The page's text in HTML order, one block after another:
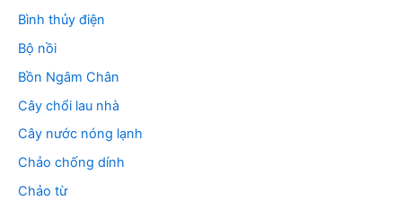
Bình thủy điện
Bộ nồi
Bồn Ngâm Chân
Cây chổi lau nhà
Cây nước nóng lạnh
Chảo chống dính
Chảo từ